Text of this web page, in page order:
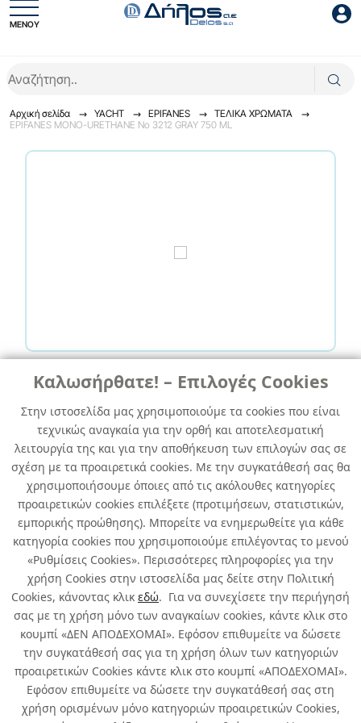
Καλωσήρθατε! – Επιλογές Cookies
Στην ιστοσελίδα μας χρησιμοποιούμε τα cookies που είναι
τεχνικώς αναγκαία για την ορθή και αποτελεσματική
λειτουργία της και για την αποθήκευση των επιλογών σας σε
σχέση με τα προαιρετικά cookies. Με την συγκατάθεσή σας θα
χρησιμοποιήσουμε όποιες από τις ακόλουθες κατηγορίες
προαιρετικών cookies επιλέξετε (προτιμήσεων, στατιστικών,
εμπορικής προώθησης). Μπορείτε να ενημερωθείτε για κάθε
κατηγορία cookies που χρησιμοποιούμε επιλέγοντας το μενού
«Ρυθμίσεις Cookies». Περισσότερες πληροφορίες για την
χρήση Cookies στην ιστοσελίδα μας δείτε στην Πολιτική
Cookies, κάνοντας κλικ εδώ. Για να συνεχίσετε την περιήγησή
σας με τη χρήση μόνο των αναγκαίων cookies, κάντε κλικ στο
κουμπί «ΔΕΝ ΑΠΟΔΕΧΟΜΑΙ». Εφόσον επιθυμείτε να δώσετε
την συγκατάθεσή σας για τη χρήση όλων των κατηγοριών
προαιρετικών Cookies κάντε κλικ στο κουμπί «ΑΠΟΔΕΧΟΜΑΙ».
Εφόσον επιθυμείτε να δώσετε την συγκατάθεσή σας στη
χρήση ορισμένων μόνο κατηγοριών προαιρετικών Cookies,
ΜΕΝΟΥ
Αρχική σελίδα YACHT EPIFANES
TEΛΙΚΑ ΧΡΩΜΑΤΑ
EPIFANES MONO-URETHANE No 3212 GRAY 750 ML
TEΛΙΚΑ ΧΡΩΜΑΤΑ
EPIFANES MONO-URETHANE No 3212
GRAY 750 ML
κωδ. 403212107
12τμχ / συσκευασία
Άμεσα Διαθέσιμο
Σχετικά με εμάς
Χρήσιμα